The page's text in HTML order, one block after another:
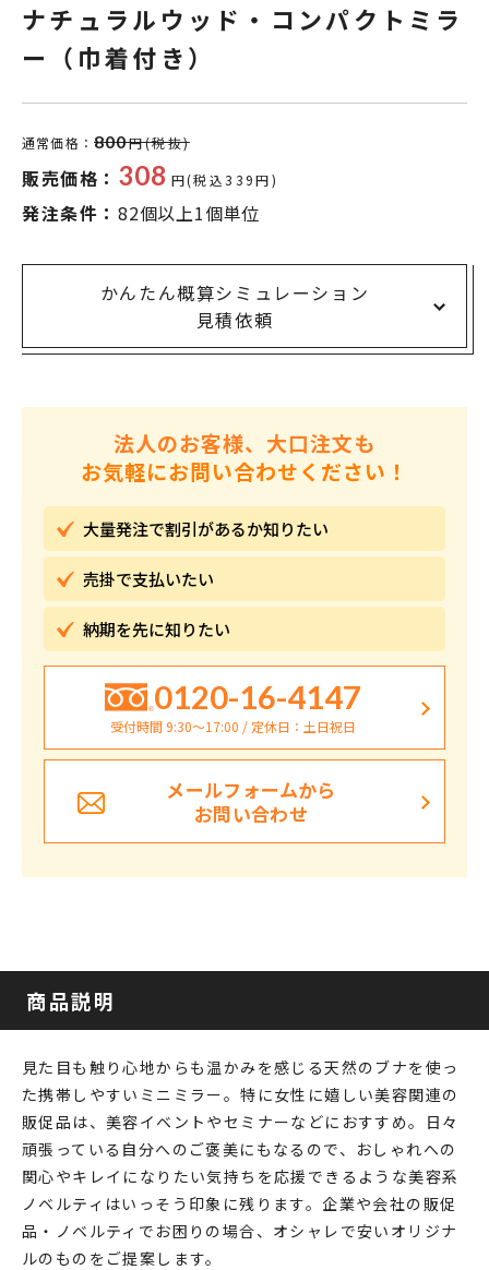
ナチュラルウッド・コンパクトミラ
ー（巾着付き）
通常価格： 800円(税抜)
販売価格： 308 円(税込339円)
発注条件： 82個以上1個単位
かんたん概算シミュレーション
見積依頼
法人のお客様、大口注文も
お気軽にお問い合わせください！
大量発注で割引があるか知りたい
売掛で支払いたい
納期を先に知りたい
0120-16-4147
受付時間 9:30〜17:00 / 定休日：土日祝日
メールフォームから
お問い合わせ
商品説明
見た目も触り心地からも温かみを感じる天然のブナを使っ
た携帯しやすいミニミラー。特に女性に嬉しい美容関連の
販促品は、美容イベントやセミナーなどにおすすめ。日々
頑張っている自分へのご褒美にもなるので、おしゃれへの
関心やキレイになりたい気持ちを応援できるような美容系
ノベルティはいっそう印象に残ります。企業や会社の販促
品・ノベルティでお困りの場合、オシャレで安いオリジナ
ルのものをご提案します。